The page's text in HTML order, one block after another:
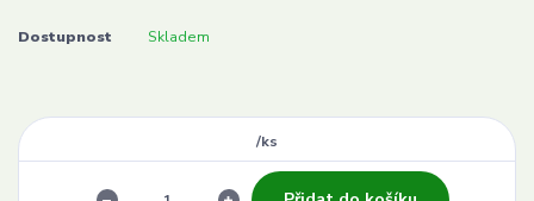
Dostupnost Skladem
/ks